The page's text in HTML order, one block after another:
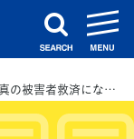
search
【常任幹事会】第63回 統一教会被害者救済新法「真の被害者救済になる法案に向け全力つくす」泉代表